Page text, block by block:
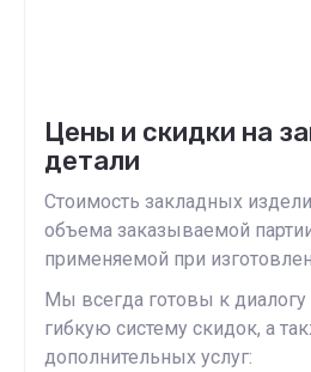
Цены и скидки на
детали
Стоимость закладных
объема заказываемой
применяемой при
Мы всегда готовы к
гибкую систему скидок, а
дополнительных услуг: